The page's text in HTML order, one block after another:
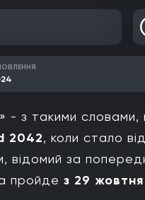
- з такими словами,
2042, коли стало
відомий за
пройде з 29